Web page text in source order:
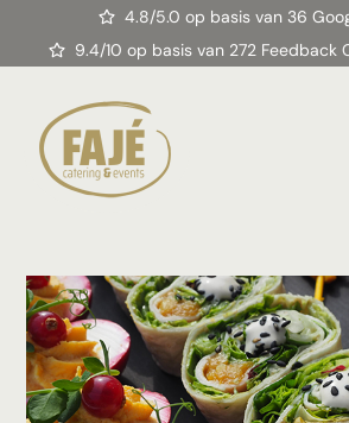
4.8/5.0 op basis van 36
9.4/10 op basis van 272 Feedback